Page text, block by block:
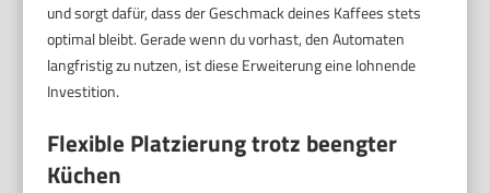
und sorgt dafür, dass der Geschmack deines Kaffees stets
optimal bleibt. Gerade wenn du vorhast, den Automaten
langfristig zu nutzen, ist diese Erweiterung eine lohnende
Investition.
Flexible Platzierung trotz beengter
Küchen